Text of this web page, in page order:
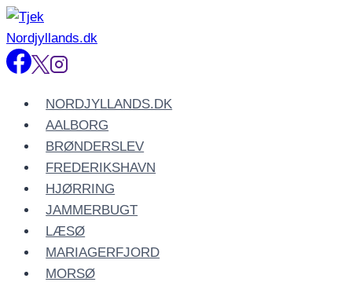
Fortsæt
til
indhold
NORDJYLLANDS.DK
AALBORG
BRØNDERSLEV
FREDERIKSHAVN
HJØRRING
JAMMERBUGT
LÆSØ
MARIAGERFJORD
MORSØ